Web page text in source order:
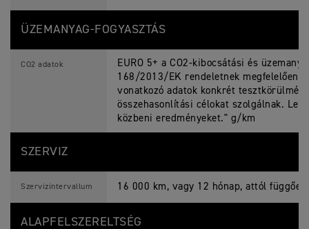
ÜZEMANYAG-FOGYASZTÁS
CO2 adatok
EURO 5+ a CO2-kibocsátási és
168/2013/EK rendeletnek megfelelően
vonatkozó adatok konkrét
összehasonlítási célokat szolgálnak.
közbeni eredményeket." g/km
SZERVIZ
Szervizintervallum 16 000 km, vagy 12 hónap, attól
ALAPFELSZERELTSÉG